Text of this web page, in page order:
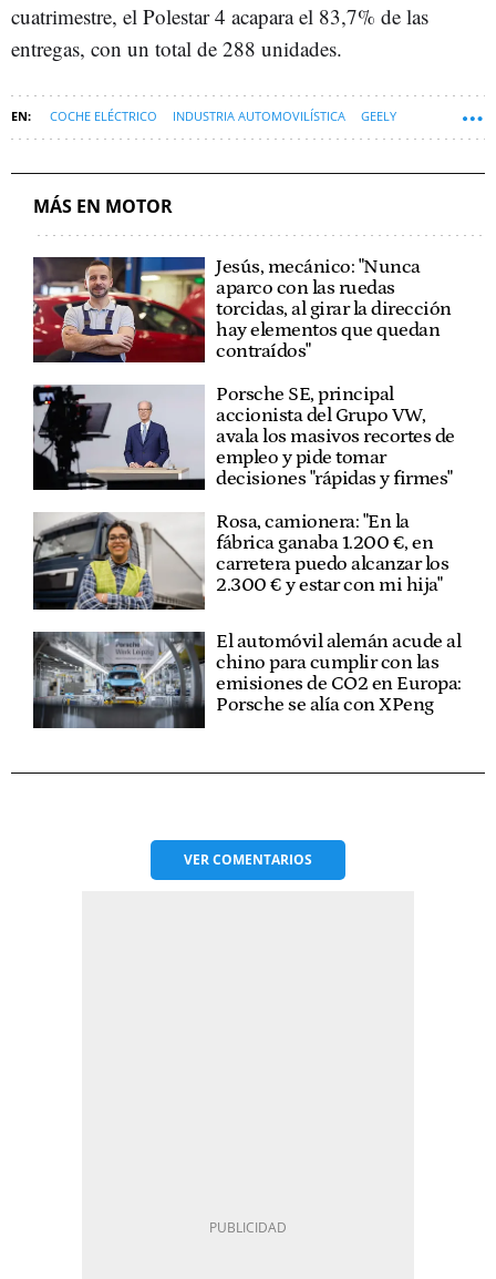
cuatrimestre, el Polestar 4 acapara el 83,7% de las
entregas, con un total de 288 unidades.
COCHE ELÉCTRICO INDUSTRIA AUTOMOVILÍSTICA GEELY
MÁS EN MOTOR
Jesús, mecánico: "Nunca
aparco con las ruedas
torcidas, al girar la dirección
hay elementos que quedan
contraídos"
Porsche SE, principal
accionista del Grupo VW,
avala los masivos recortes de
empleo y pide tomar
decisiones "rápidas y firmes"
Rosa, camionera: "En la
fábrica ganaba 1.200 €, en
carretera puedo alcanzar los
2.300 € y estar con mi hija"
El automóvil alemán acude al
chino para cumplir con las
emisiones de CO2 en Europa:
Porsche se alía con XPeng
VERCOMENTARIOS